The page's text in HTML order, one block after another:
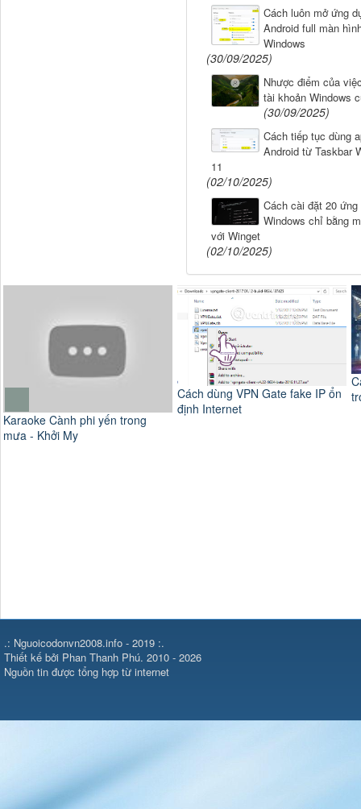
Cách luôn mở ứng
Android full màn
Windows
(30/09/2025)
Nhược điểm của
tài khoản Windows
(30/09/2025)
Cách tiếp tục dùng
Android từ Taskbar
11
(02/10/2025)
Cách cài đặt 20 ứng
Windows chỉ bằng
với Winget
(02/10/2025)
định Internet
Các tính năng tương tác và API
trong phát triển web với AI
.: Nguoicodonvn2008.info - 2019 :.
Thiết kế bởi Phan Thanh Phú. 2010 - 2026
Nguồn tin được tổng hợp từ internet